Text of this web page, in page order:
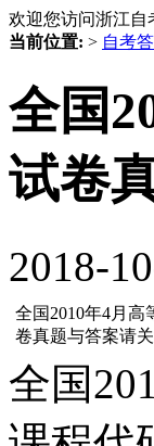
欢迎您访问浙江
当前位置: > 自考
全国
试卷
2018-
全国2010年4月
卷真题与答案请
全国